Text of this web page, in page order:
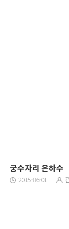
궁수자리 은하수
2015-06-01